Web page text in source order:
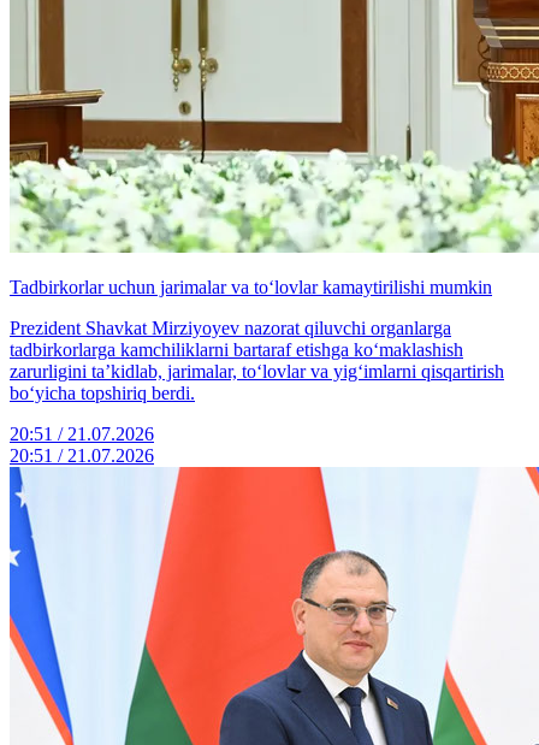
Tadbirkorlar uchun jarimalar va to‘lovlar kamaytirilishi mumkin
Prezident Shavkat Mirziyoyev nazorat qiluvchi organlarga
tadbirkorlarga kamchiliklarni bartaraf etishga ko‘maklashish
zarurligini ta’kidlab, jarimalar, to‘lovlar va yig‘imlarni qisqartirish
bo‘yicha topshiriq berdi.
20:51 / 21.07.2026
20:51 / 21.07.2026